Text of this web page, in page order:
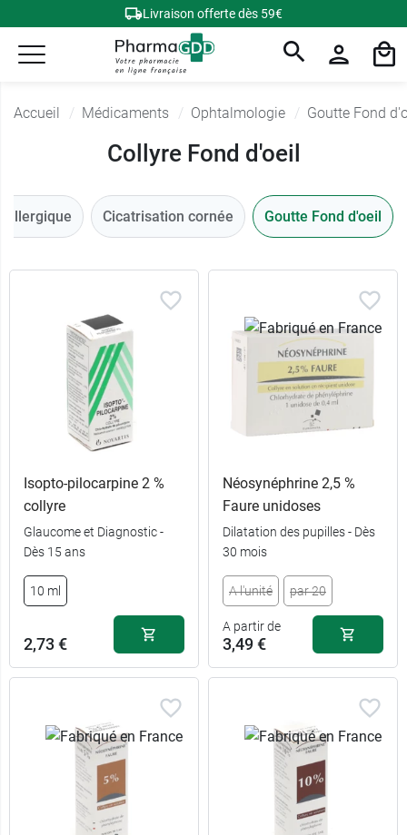
Livraison offerte dès 59€
Accueil Médicaments Ophtalmologie Goutte Fond
Collyre Fond d'oeil
allergique Cicatrisation cornée Goutte Fond d'oeil
Isopto-pilocarpine 2 %
collyre
Glaucome et Diagnostic -
Dès 15 ans
10 ml
2,73 €
Néosynéphrine 2,5 %
Faure unidoses
Dilatation des pupilles - Dès
30 mois
A l'unité par 20
A partir de
3,49 €